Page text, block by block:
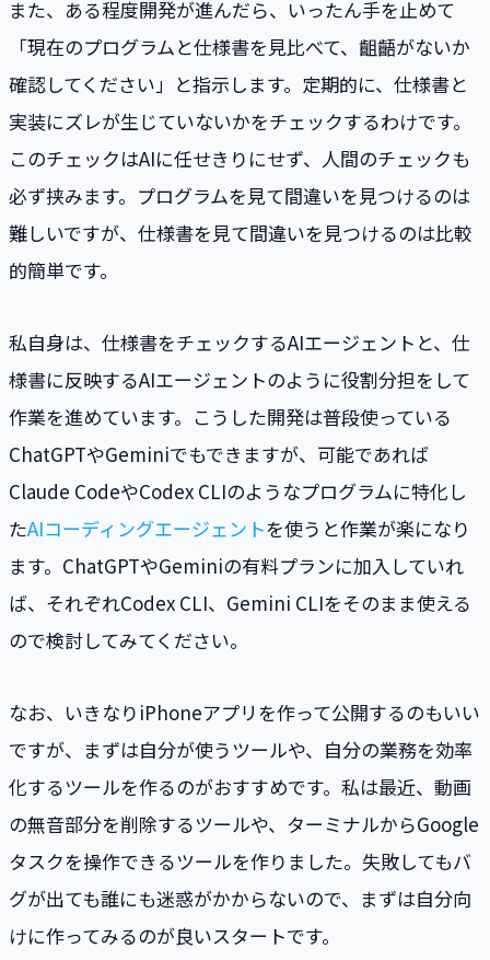
また、ある程度開発が進んだら、いったん手を止めて
「現在のプログラムと仕様書を見比べて、齟齬がないか
確認してください」と指示します。定期的に、仕様書と
実装にズレが生じていないかをチェックするわけです。
このチェックはAIに任せきりにせず、人間のチェックも
必ず挟みます。プログラムを見て間違いを見つけるのは
難しいですが、仕様書を見て間違いを見つけるのは比較
的簡単です。
私自身は、仕様書をチェックするAIエージェントと、仕
様書に反映するAIエージェントのように役割分担をして
作業を進めています。こうした開発は普段使っている
ChatGPTやGeminiでもできますが、可能であれば
Claude CodeやCodex CLIのようなプログラムに特化し
たAIコーディングエージェントを使うと作業が楽になり
ます。ChatGPTやGeminiの有料プランに加入していれ
ば、それぞれCodex CLI、Gemini CLIをそのまま使える
ので検討してみてください。
なお、いきなりiPhoneアプリを作って公開するのもいい
ですが、まずは自分が使うツールや、自分の業務を効率
化するツールを作るのがおすすめです。私は最近、動画
の無音部分を削除するツールや、ターミナルからGoogle
タスクを操作できるツールを作りました。失敗してもバ
グが出ても誰にも迷惑がかからないので、まずは自分向
けに作ってみるのが良いスタートです。